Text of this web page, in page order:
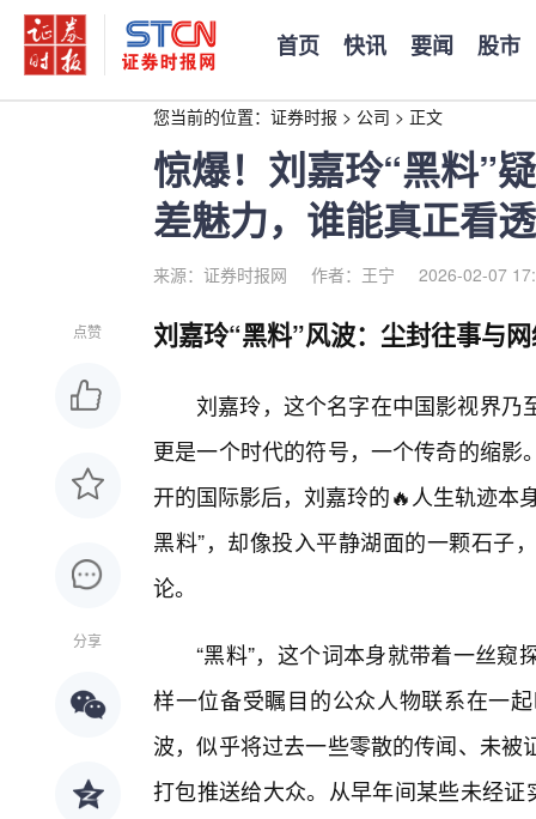
首页 快讯 要闻 股市
您当前的位置： 证券时报 > 公司 > 正文
惊爆！刘嘉玲“黑料”
差魅力，谁能真正看
来源：证券时报网 作者：王宁 2026-02-07
点赞
分享
刘嘉玲“黑料”风波：尘封往事与
刘嘉玲，这个名字在中国影视界乃
更是一个时代的符号，一个传奇的缩
开的国际影后，刘嘉玲的🔥人生轨迹本
黑料”，却像投入平静湖面的一颗石子
论。
“黑料”，这个词本身就带着一丝
样一位备受瞩目的公众人物联系在一
波，似乎将过去一些零散的传闻、未
打包推送给大众。从早年间某些未经